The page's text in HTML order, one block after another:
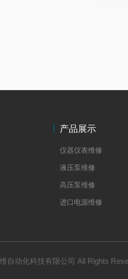
产品展示
仪器仪表维修
液压泵维修
高压泵维修
进口电源维修
自动化科技有限公司 All Rights